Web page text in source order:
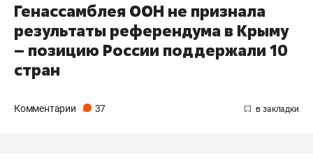
Генассамблея ООН не признала
результаты референдума в Крыму
– позицию России поддержали 10
стран
Комментарии 37